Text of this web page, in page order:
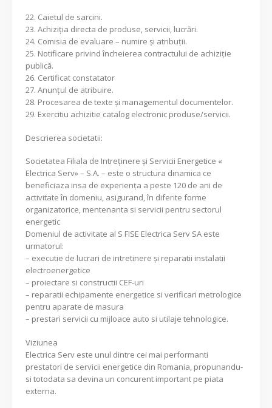
22. Caietul de sarcini.
23. Achiziţia directa de produse, servicii, lucrări.
24. Comisia de evaluare – numire şi atribuţii.
25. Notificare privind încheierea contractului de achiziţie
publică.
26. Certificat constatator
27. Anunţul de atribuire.
28. Procesarea de texte şi managementul documentelor.
29. Exercitiu achizitie catalog electronic produse/servicii.
Descrierea societatii:
Societatea Filiala de Intreţinere şi Servicii Energetice «
Electrica Serv» – S.A. – este o structura dinamica ce
beneficiaza insa de experienţa a peste 120 de ani de
activitate în domeniu, asigurand, în diferite forme
organizatorice, mentenanta si servicii pentru sectorul
energetic
Domeniul de activitate al S FISE Electrica Serv SA este
urmatorul:
– executie de lucrari de intretinere şi reparatii instalatii
electroenergetice
– proiectare si constructii CEF-uri
– reparatii echipamente energetice si verificari metrologice
pentru aparate de masura
– prestari servicii cu mijloace auto si utilaje tehnologice.
Viziunea
Electrica Serv este unul dintre cei mai performanti
prestatori de servicii energetice din Romania, propunandu-
si totodata sa devina un concurent important pe piata
externa.